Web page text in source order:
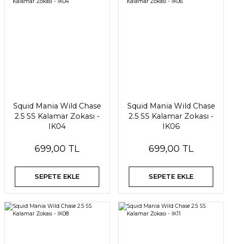
Squid Mania Wild Chase
2.5 SS Kalamar Zokası -
IK04
699,00 TL
SEPETE EKLE
Squid Mania Wild Chase
2.5 SS Kalamar Zokası -
IK06
699,00 TL
SEPETE EKLE